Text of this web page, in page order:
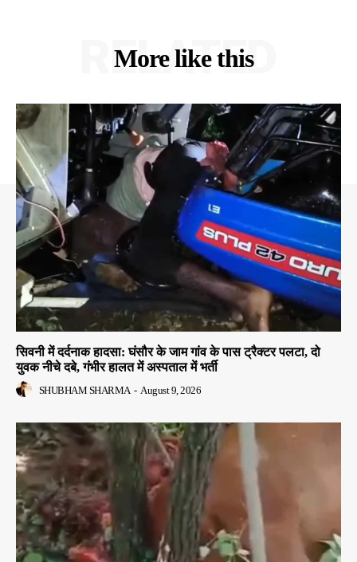
More like this
RELATED
सिवनी में दर्दनाक हादसा: घंसौर के जाम गांव के पास ट्रैक्टर पलटा, दो
युवक नीचे दबे, गंभीर हालत में अस्पताल में भर्ती
SHUBHAM SHARMA - August 9, 2026